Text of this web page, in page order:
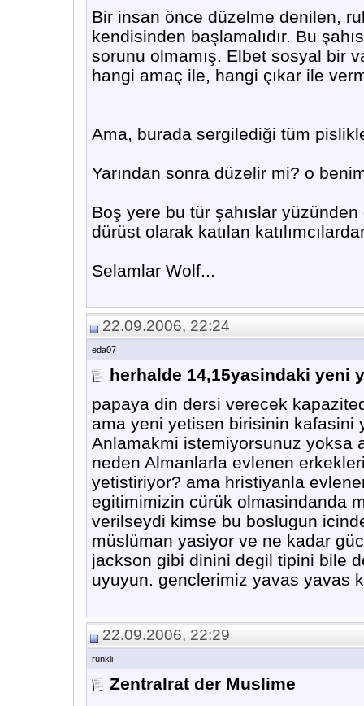
Bir insan önce düzelme denilen,
kendisinden başlamalıdır. Bu
sorunu olmamış. Elbet sosyal bir
hangi amaç ile, hangi çıkar ile
Ama, burada sergilediği tüm
Yarından sonra düzelir mi? o
Boş yere bu tür şahıslar
dürüst olarak katılan
Selamlar Wolf...
22.09.2006, 22:24
eda07
herhalde 14,15yasindaki yeni
papaya din dersi verecek
ama yeni yetisen birisinin kafasini
Anlamakmi istemiyorsunuz yoksa
neden Almanlarla evlenen
yetistiriyor? ama hristiyanla
egitimimizin cürük olmasindanda
verilseydi kimse bu boslugun
müslüman yasiyor ve ne kadar
jackson gibi dinini degil tipini bile
uyuyun. genclerimiz yavas yavas
22.09.2006, 22:29
runkli
Zentralrat der Muslime